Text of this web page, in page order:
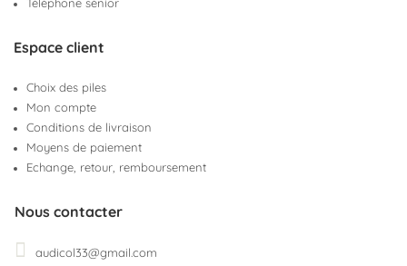
Espace client
Choix des piles
Mon compte
Conditions de livraison
Moyens de paiement
Echange, retour, remboursement
Nous contacter
audicol33@gmail.com